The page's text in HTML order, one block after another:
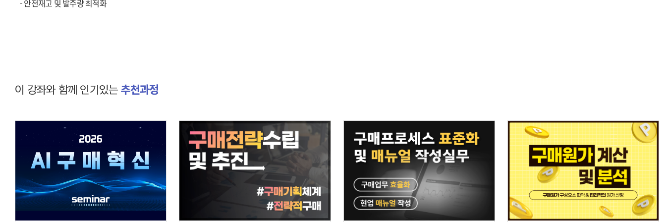
- 안전재고 및 발주량 최적화
이 강좌와 함께 인기있는 추천과정